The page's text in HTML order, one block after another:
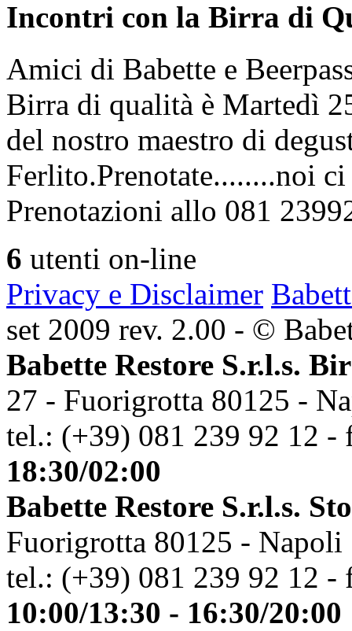
Incontri con la Birra di
Amici di Babette e
Birra di qualità è Martedì
del nostro maestro di
Ferlito.Prenotate........noi
Prenotazioni allo 081
6 utenti on-line
Privacy e Disclaimer
set 2009 rev. 2.00 - ©
Babette Restore S.r.l.s.
27 - Fuorigrotta 80125 -
tel.: (+39) 081 239 92 12 -
18:30/02:00
Babette Restore S.r.l.s.
Fuorigrotta 80125 - Napoli
tel.: (+39) 081 239 92 12 -
10:00/13:30 - 16:30/20:00